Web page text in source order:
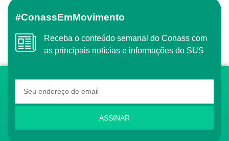
#ConassEmMovimento
Receba o conteúdo semanal do Conass com
as principais notícias e informações do SUS
ASSINAR